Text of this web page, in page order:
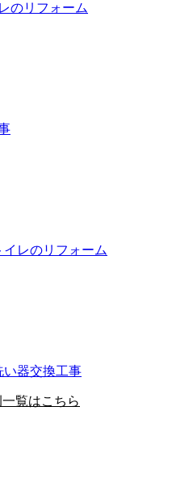
のリフォーム
レのリフォーム
い器交換工事
覧はこちら